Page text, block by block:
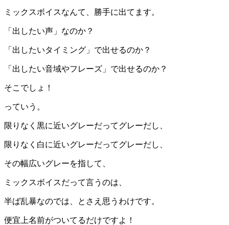
ミックスボイスなんて、勝手に出てます。
「出したい声」なのか？
「出したいタイミング」で出せるのか？
「出したい音域やフレーズ」で出せるのか？
そこでしょ！
っていう。
限りなく黒に近いグレーだってグレーだし、
限りなく白に近いグレーだってグレーだし、
その幅広いグレーを指して、
ミックスボイスだって言うのは、
半ば乱暴なのでは、とさえ思うわけです。
便宜上名前がついてるだけですよ！